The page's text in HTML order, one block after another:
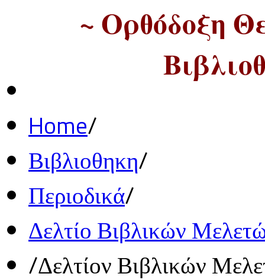
~ Ορθόδοξη
Home/
Βιβλιοθηκη/
Περιοδικά/
Δελτίο Βιβλικών
/Δελτίον Βιβλικών